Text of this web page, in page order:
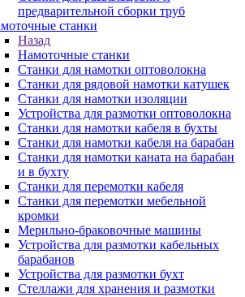
предварительной сборки труб
станки
Назад
Намоточные станки
Станки для намотки оптоволокна
Станки для рядовой намотки катушек
Станки для намотки изоляции
Устройства для размотки оптоволокна
Станки для намотки кабеля в бухты
Станки для намотки кабеля на барабан
Станки для намотки каната на барабан
и в бухту
Станки для перемотки кабеля
Станки для перемотки мебельной
кромки
Мерильно-браковочные машины
Устройства для размотки кабельных
барабанов
Устройства для размотки бухт
Стеллажи для хранения и размотки